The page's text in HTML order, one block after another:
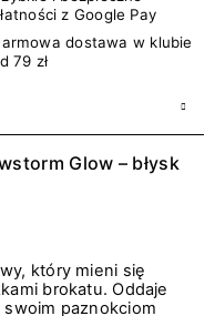
z Google Pay
dostawa w klubie
79 zł
Glow – błysk
który mieni się
brokatu. Oddaje
paznokciom